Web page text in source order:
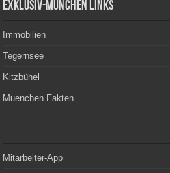
Exklusiv-München Links
Immobilien
Tegernsee
Kitzbühel
Muenchen Fakten
Mitarbeiter-App